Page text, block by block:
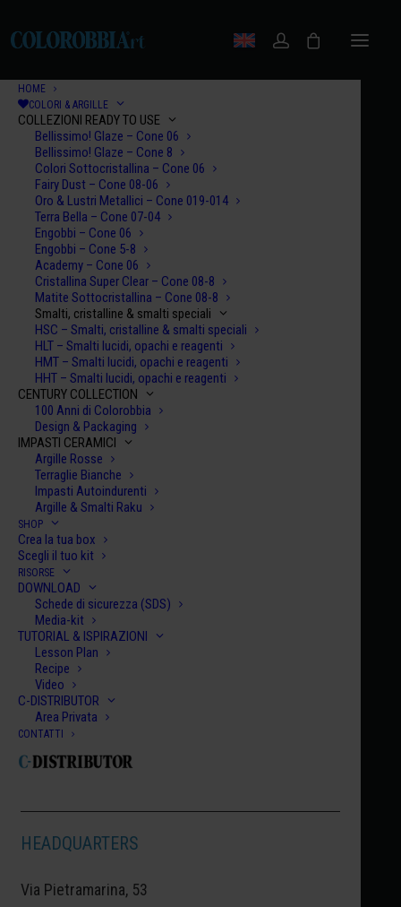
HOME
COLORI & ARGILLE
COLLEZIONI READY TO USE
Bellissimo! Glaze – Cone 06
Bellissimo! Glaze – Cone 8
Colori Sottocristallina – Cone 06
Fairy Dust – Cone 08-06
Oro & Lustri Metallici – Cone 019-014
Terra Bella – Cone 07-04
Engobbi – Cone 06
Engobbi – Cone 5-8
Academy – Cone 06
Cristallina Super Clear – Cone 08-8
Matite Sottocristallina – Cone 08-8
Smalti, cristalline & smalti speciali
HSC – Smalti, cristalline & smalti speciali
HLT – Smalti lucidi, opachi e reagenti
HMT – Smalti lucidi, opachi e reagenti
HHT – Smalti lucidi, opachi e reagenti
CENTURY COLLECTION
100 Anni di Colorobbia
Design & Packaging
IMPASTI CERAMICI
Argille Rosse
Terraglie Bianche
Impasti Autoindurenti
Argille & Smalti Raku
SHOP
Crea la tua box
Scegli il tuo kit
RISORSE
DOWNLOAD
Schede di sicurezza (SDS)
Media-kit
TUTORIAL & ISPIRAZIONI
Lesson Plan
Recipe
Video
C-DISTRIBUTOR
Area Privata
CONTATTI
HEADQUARTERS
Via Pietramarina, 53
Home
VARNA
VARNA:VARNA, LA PERLA DEL MAR